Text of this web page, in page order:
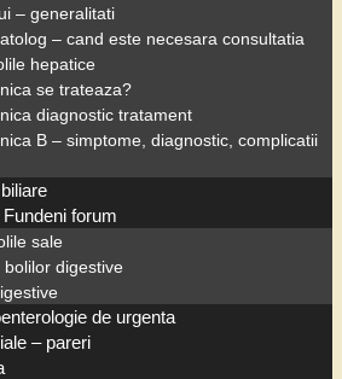
– generalitati
– cand este necesara consultatia
hepatice
se trateaza?
diagnostic tratament
B – simptome, diagnostic, complicatii
forum
sale
bolilor digestive
de urgenta
– pareri